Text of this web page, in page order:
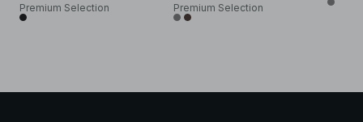
Premium Selection
Premium Selection